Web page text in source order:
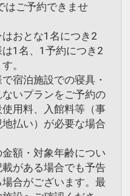
はご予約できませ
はおとな1名につき2
1名、1予約につき2
。
宿泊施設での寝具・
いプランをご予約の
用料、入館料等（事
払い）が必要な場合
金額・対象年齢につい
がある場合でも予告
合がございます。最